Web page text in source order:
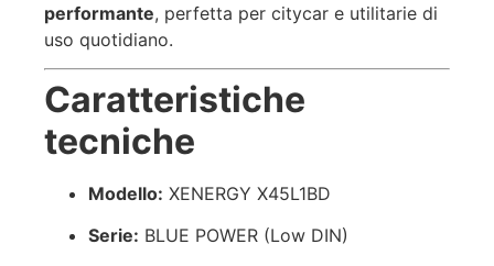
performante, perfetta per citycar e utilitarie di
uso quotidiano.
Caratteristiche
tecniche
Modello: XENERGY X45L1BD
Serie: BLUE POWER (Low DIN)